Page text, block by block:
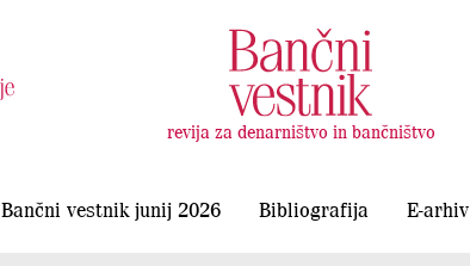
revija za denarništvo in bančništvo
Bančni vestnik junij 2026 Bibliografija E-arhiv